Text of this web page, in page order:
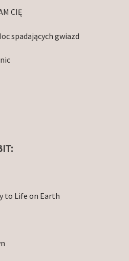
CIĘ
spadających gwiazd
to Life on Earth